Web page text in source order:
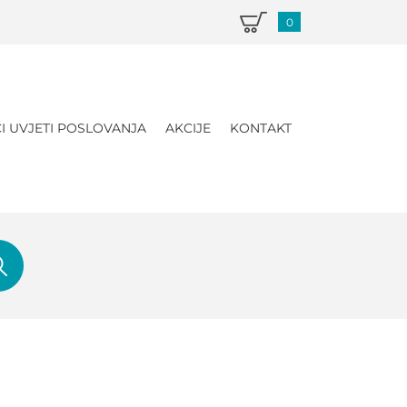
0
UVJETI POSLOVANJA AKCIJE KONTAKT